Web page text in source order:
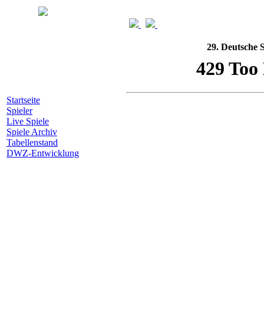
Startseite
Spieler
Live Spiele
Spiele Archiv
Tabellenstand
DWZ-Entwicklung
29. Deutsche